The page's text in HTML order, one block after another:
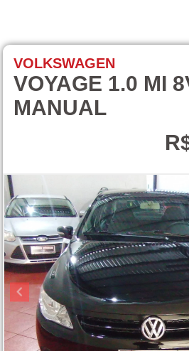
VOLKSWAGEN
VOYAGE 1.0 MI
MANUAL